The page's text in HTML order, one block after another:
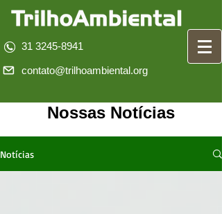
31 3245-8941
contato@trilhoambiental.org
Nossas Notícias
Notícias